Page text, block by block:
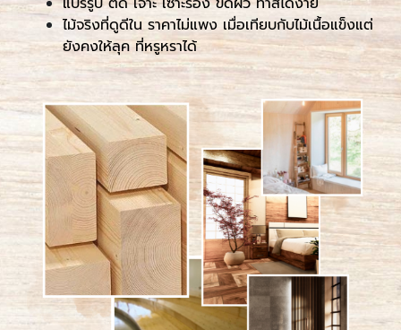
ไม้จริงที่ดูดีใน ราคาไม่แพง เมื่อเทียบกับไม้เนื้อแข็งแต่
ยังคงให้ลุค ที่หรูหราได้